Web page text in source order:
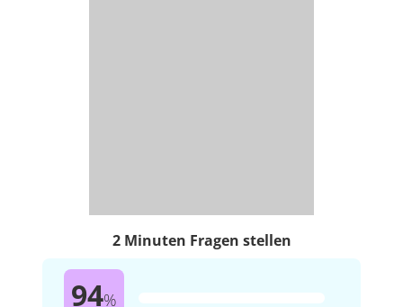
2 Minuten Fragen stellen
94%